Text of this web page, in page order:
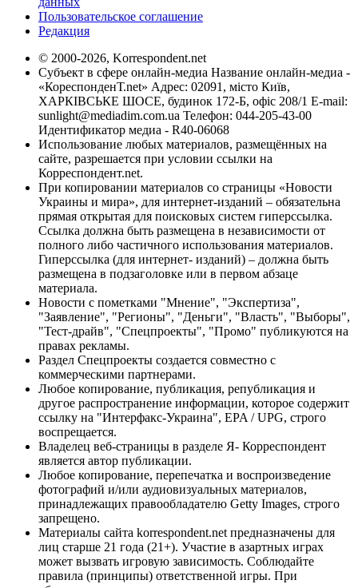
Пользовательское соглашение
Редакция
© 2000-2026, Korrespondent.net
Субъект в сфере онлайн-медиа Название онлайн-медиа -
«КореспонденТ.net» Адрес: 02091, місто Київ,
ХАРКІВСЬКЕ ШОСЕ, будинок 172-Б, офіс 208/1 E-mail:
sunlight@mediadim.com.ua Телефон: 044-205-43-00
Идентификатор медиа - R40-06068
Использование любых материалов, размещённых на
сайте, разрешается при условии ссылки на
Корреспондент.net.
При копировании материалов со страницы «Новости
Украины и мира», для интернет-изданий – обязательна
прямая открытая для поисковых систем гиперссылка.
Ссылка должна быть размещена в независимости от
полного либо частичного использования материалов.
Гиперссылка (для интернет- изданий) – должна быть
размещена в подзаголовке или в первом абзаце
материала.
Новости с пометками "Мнение", "Экспертиза",
"Заявление", "Регионы", "Деньги", "Власть", "Выборы",
"Тест-драйв", "Спецпроекты", "Промо" публикуются на
правах рекламы.
Раздел Спецпроекты создается совместно с
коммерческими партнерами.
Любое копирование, публикация, републикация и
другое распространение информации, которое содержит
ссылку на "Интерфакс-Украина", EPA / UPG, строго
воспрещается.
Владелец веб-страницы в разделе Я- Корреспондент
является автор публикации.
Любое копирование, перепечатка и воспроизведение
фотографий и/или аудиовизуальных материалов,
принадлежащих правообладателю Getty Images, строго
запрещено.
Материалы сайта korrespondent.net предназначены для
лиц старше 21 года (21+). Участие в азартных играх
может вызвать игровую зависимость. Соблюдайте
правила (принципы) ответственной игры. При